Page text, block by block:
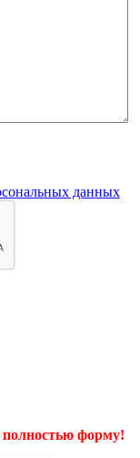
данных
полностью форму!